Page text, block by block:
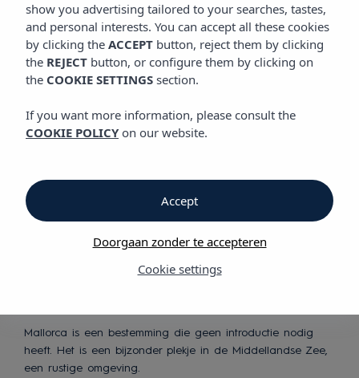
Ontdek onze hotels
in Mallorca
De vakantie
Mallorca is een bestemming die geen introductie nodig
heeft. Het is een bijzonder plekje in de Middellandse Zee,
een rustige omgeving.
show you advertising tailored to your searches, tastes,
and personal interests. You can accept all these cookies
by clicking the ACCEPT button, reject them by clicking
the REJECT button, or configure them by clicking on
the COOKIE SETTINGS section.
If you want more information, please consult the
COOKIE POLICY on our website.
Cookie settings
Doorgaan zonder te accepteren
Accept